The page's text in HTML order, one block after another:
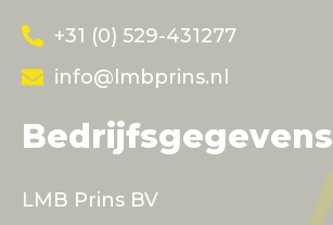
+31 (0) 529-431277
info@lmbprins.nl
Bedrijfsgegevens
LMB Prins BV